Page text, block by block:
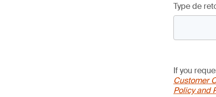
Type de
If you
Customer
Policy and